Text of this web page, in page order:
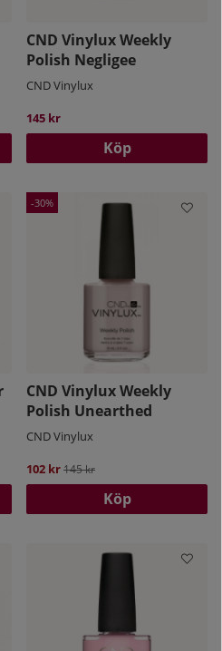
CND Vinylux Weekly
Polish Negligee
CND Vinylux
145 kr
Köp
30
CND Vinylux Weekly
Polish Unearthed
CND Vinylux
102 krOrdinarie pris:
145 kr
Köp